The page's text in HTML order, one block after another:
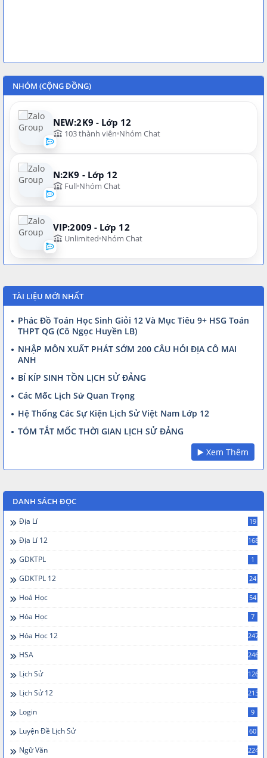
NHÓM (CỘNG ĐỒNG)
NEW:2K9 - Lớp 12
103 thành viên Nhóm Chat
N:2K9 - Lớp 12
Full Nhóm Chat
VIP:2009 - Lớp 12
Unlimited Nhóm Chat
TÀI LIỆU MỚI NHẤT
Phác Đồ Toán Học Sinh Giỏi 12 Và Mục Tiêu 9+ HSG Toán
THPT QG (Cô Ngọc Huyền LB)
NHẬP MÔN XUẤT PHÁT SỚM 200 CÂU HỎI ĐỊA CÔ MAI
ANH
BÍ KÍP SINH TỒN LỊCH SỬ ĐẢNG
Các Mốc Lịch Sử Quan Trọng
Hệ Thống Các Sự Kiện Lịch Sử Việt Nam Lớp 12
TÓM TẮT MỐC THỜI GIAN LỊCH SỬ ĐẢNG
▶️ Xem Thêm
DANH SÁCH ĐỌC
Địa Lí 19
Địa Lí 12 168
GDKTPL 1
GDKTPL 12 24
Hoá Học 54
Hóa Học 7
Hóa Học 12 247
HSA 246
Lịch Sử 126
Lịch Sử 12 213
Login 9
Luyện Đề Lịch Sử 60
Ngữ Văn 224